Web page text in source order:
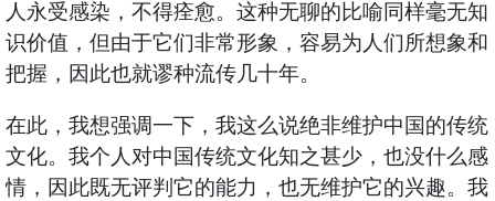
人永受感染，不得痊愈。这种无聊的比喻同样毫无知
识价值，但由于它们非常形象，容易为人们所想象和
把握，因此也就谬种流传几十年。
在此，我想强调一下，我这么说绝非维护中国的传统
文化。我个人对中国传统文化知之甚少，也没什么感
情，因此既无评判它的能力，也无维护它的兴趣。我